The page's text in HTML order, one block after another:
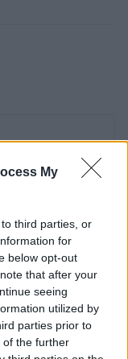
My
third parties, or
for
below opt-out
that after your
seeing
utilized by
parties prior to
of the further
WYBIERZ PLIK
, png.